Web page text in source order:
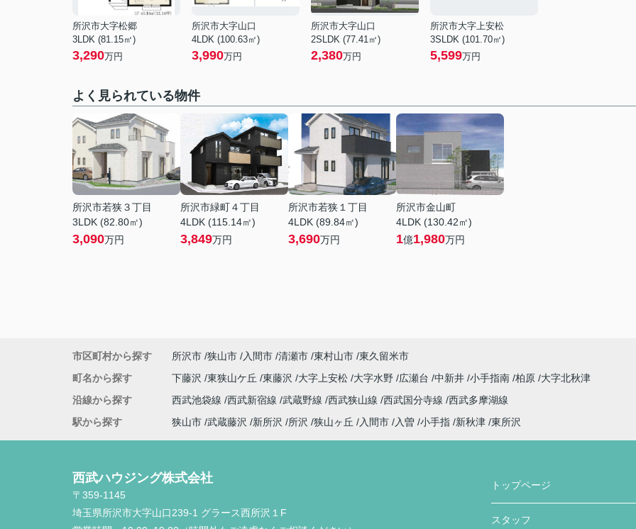
所沢市大字松郷
3LDK (81.15㎡)
3,290万円
所沢市大字山口
4LDK (100.63㎡)
3,990万円
所沢市大字山口
2SLDK (77.41㎡)
2,380万円
所沢市大字上安松
3SLDK (101.70㎡)
5,599万円
よく見られている物件
所沢市若狭３丁目
3LDK (82.80㎡)
3,090万円
所沢市緑町４丁目
4LDK (115.14㎡)
3,849万円
所沢市若狭１丁目
4LDK (89.84㎡)
3,690万円
所沢市金山町
4LDK (130.42㎡)
1億1,980万円
市区町村から探す 所沢市 狭山市 入間市 清瀬市 東村山市 東久留米市
町名から探す
下藤沢 東狭山ケ丘 東藤沢 大字上安松 大字水野 広瀬台 中新井 小手指南 柏原 大字北秋津
沿線から探す
西武池袋線 西武新宿線 武蔵野線 西武狭山線 西武国分寺線 西武多摩湖線
駅から探す
狭山市 武蔵藤沢 新所沢 所沢 狭山ヶ丘 入間市 入曽 小手指 新秋津 東所沢
西武ハウジング株式会社
〒359-1145
埼玉県所沢市大字山口239-1 グラース西所沢１F
トップページ
スタッフ